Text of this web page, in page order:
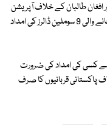
افغان طالبان کے خلاف آپریشن
نہ کرنے کا الزام عائد کرکے سیکیورٹی کی مد میں دی جانے والی 9 سوملین ڈالرز کی امداد
اسے کسی کی امداد کی ضرورت
قربانیوں کا صرف